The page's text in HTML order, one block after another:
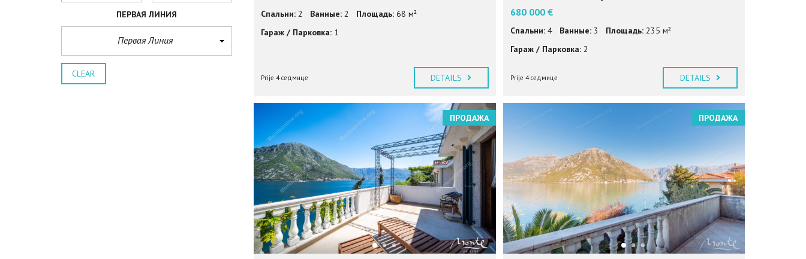
ПЕРВАЯ ЛИНИЯ
Первая Линия
CLEAR
Спальни: 2 Ванные: 2 Площадь: 68 м²
Гараж / Парковка: 1
Prije 4 седмице DETAILS
680 000 €
Спальни: 4 Ванные: 3 Площадь: 235 м²
Гараж / Парковка: 2
Prije 4 седмице DETAILS
ПРОДАЖА ПРОДАЖА